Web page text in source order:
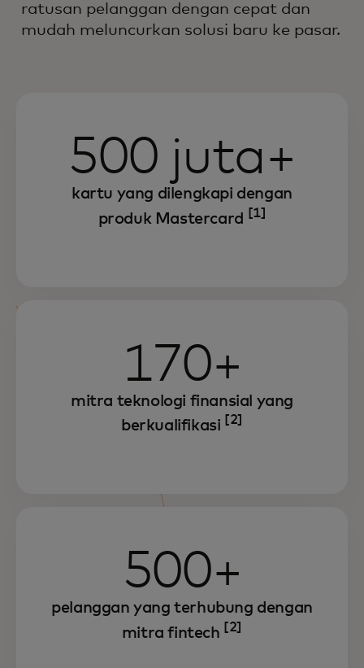
ratusan pelanggan dengan cepat dan
mudah meluncurkan solusi baru ke pasar.
500 juta+
kartu yang dilengkapi dengan
produk Mastercard
[1]
170+
mitra teknologi finansial yang
berkualifikasi
[2]
500+
pelanggan yang terhubung dengan
mitra fintech [2]